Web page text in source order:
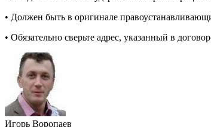
• Должен быть в оригинале
• Обязательно сверьте адрес, указанный в
Игорь Воропаев